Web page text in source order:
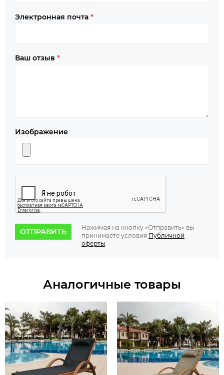
Электронная почта *
Ваш отзыв *
Изображение
ОТПРАВИТЬ
Нажимая на кнопку «Отправить» вы
принимаете условия Публичной
оферты
Аналогичные товары